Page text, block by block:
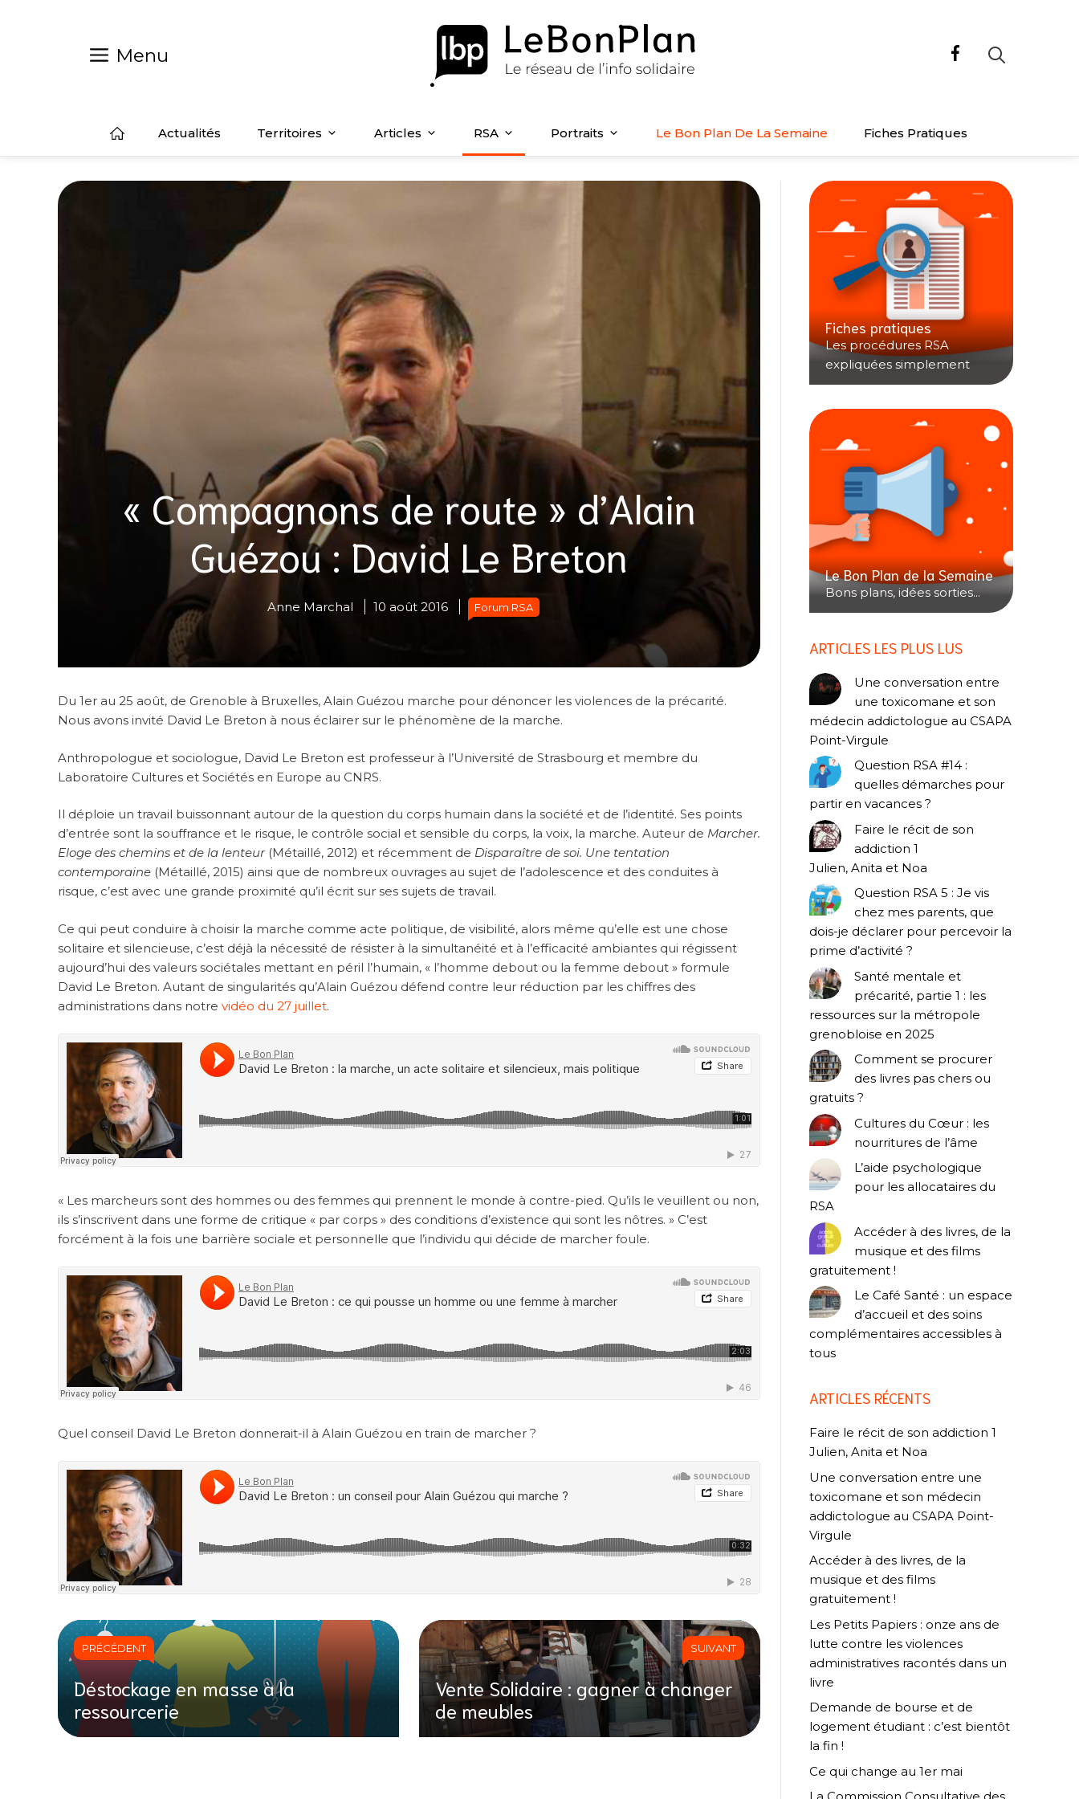
Menu
Actualités Territoires Articles RSA Portraits Le Bon Plan De La Semaine Fiches Pratiques
« Compagnons de route » d’Alain
Guézou : David Le Breton
Anne Marchal 10 août 2016 Forum RSA
Du 1er au 25 août, de Grenoble à Bruxelles, Alain Guézou marche pour dénoncer les violences de la précarité.
Nous avons invité David Le Breton à nous éclairer sur le phénomène de la marche.
Anthropologue et sociologue, David Le Breton est professeur à l’Université de Strasbourg et membre du
Laboratoire Cultures et Sociétés en Europe au CNRS.
Il déploie un travail buissonnant autour de la question du corps humain dans la société et de l’identité. Ses points
d’entrée sont la souffrance et le risque, le contrôle social et sensible du corps, la voix, la marche. Auteur de Marcher.
Eloge des chemins et de la lenteur(Métaillé, 2012) et récemment de Disparaître de soi. Une tentation
contemporaine (Métaillé, 2015) ainsi que de nombreux ouvrages au sujet de l’adolescence et des conduites à
risque, c’est avec une grande proximité qu’il écrit sur ses sujets de travail.
Ce qui peut conduire à choisir la marche comme acte politique, de visibilité, alors même qu’elle est une chose
solitaire et silencieuse, c’est déjà la nécessité de résister à la simultanéité et à l’efficacité ambiantes qui régissent
aujourd’hui des valeurs sociétales mettant en péril l’humain, « l’homme debout ou la femme debout » formule
David Le Breton. Autant de singularités qu’Alain Guézou défend contre leur réduction par les chiffres des
administrations dans notre vidéo du 27 juillet.
« Les marcheurs sont des hommes ou des femmes qui prennent le monde à contre-pied. Qu’ils le veuillent ou non,
ils s’inscrivent dans une forme de critique « par corps » des conditions d’existence qui sont les nôtres. » C’est
forcément à la fois une barrière sociale et personnelle que l’individu qui décide de marcher foule.
Quel conseil David Le Breton donnerait-il à Alain Guézou en train de marcher ?
PRÉCÉDENT
Déstockage en masse à la
ressourcerie
SUIVANT
Vente Solidaire : gagner à changer
de meubles
Fiches pratiques
Les procédures RSA
expliquées simplement
Le Bon Plan de la Semaine
Bons plans, idées sorties...
ARTICLES LES PLUS LUS
Une conversation entre
une toxicomane et son
médecin addictologue au CSAPA
Point-Virgule
Question RSA #14 :
quelles démarches pour
partir en vacances ?
Faire le récit de son
addiction 1
Julien, Anita et Noa
Question RSA 5 : Je vis
chez mes parents, que
dois-je déclarer pour percevoir la
prime d’activité ?
Santé mentale et
précarité, partie 1 : les
ressources sur la métropole
grenobloise en 2025
Comment se procurer
des livres pas chers ou
gratuits ?
Cultures du Cœur : les
nourritures de l’âme
L’aide psychologique
pour les allocataires du
RSA
Accéder à des livres, de la
musique et des films
gratuitement !
Le Café Santé : un espace
d’accueil et des soins
complémentaires accessibles à
tous
ARTICLES RÉCENTS
Faire le récit de son addiction 1
Julien, Anita et Noa
Une conversation entre une
toxicomane et son médecin
addictologue au CSAPA Point-
Virgule
Accéder à des livres, de la
musique et des films
gratuitement !
Les Petits Papiers : onze ans de
lutte contre les violences
administratives racontés dans un
livre
Demande de bourse et de
logement étudiant : c’est bientôt
la fin !
Ce qui change au 1er mai